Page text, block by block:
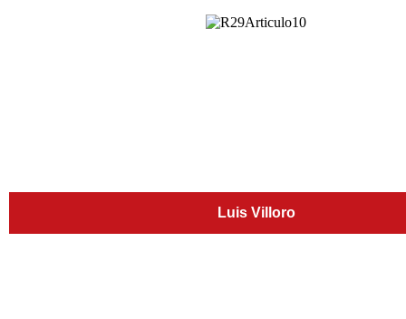
Luis Villoro